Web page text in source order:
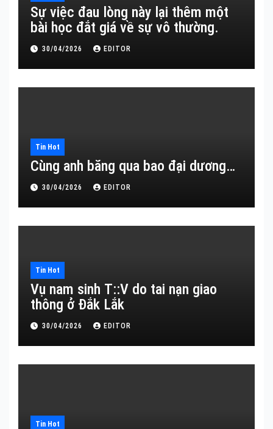
Sự việc đau lòng này lại thêm một
bài học đắt giá về sự vô thường.
30/04/2026 EDITOR
Tin Hot
Cùng anh băng qua bao đại dương…
30/04/2026 EDITOR
Tin Hot
Vụ nam sinh T::V do tai nạn giao
thông ở Đắk Lắk
30/04/2026 EDITOR
Tin Hot